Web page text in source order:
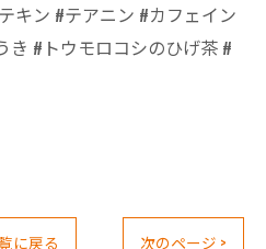
キン #テアニン #カフェイン
き #トウモロコシのひげ茶 #
に戻る 次のページ >